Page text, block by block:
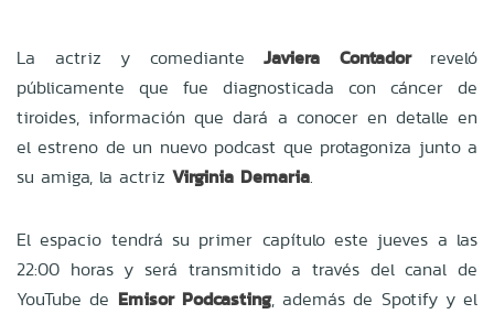
La actriz y comediante Javiera Contadorreveló
públicamente que fue diagnosticada con cáncer de
tiroides, información que dará a conocer en detalle en
el estreno de un nuevo podcast que protagoniza junto a
su amiga, la actriz Virginia Demaria.
El espacio tendrá su primer capítulo este jueves a las
22:00 horas y será transmitido a través del canal de
YouTube de Emisor Podcasting, además de Spotify y el